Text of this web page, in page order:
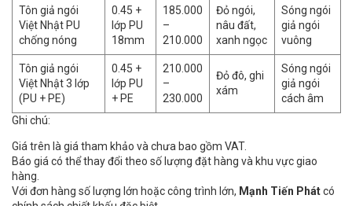
Tôn giả ngói
Việt Nhật PU
chống nóng
0.45 +
lớp PU
18mm
185.000
–
210.000
Đỏ ngói,
nâu đất,
xanh ngọc
Sóng ngói
giả ngói
vuông
Tôn giả ngói
Việt Nhật 3 lớp
(PU + PE)
0.45 +
lớp PU
+ PE
210.000
–
230.000
Đỏ đô, ghi
xám
Sóng ngói
giả ngói
cách âm
Ghi chú:
Giá trên là giá tham khảo và chưa bao gồm VAT.
Báo giá có thể thay đổi theo số lượng đặt hàng và khu vực giao
hàng.
Với đơn hàng số lượng lớn hoặc công trình lớn, Mạnh Tiến Phátcó